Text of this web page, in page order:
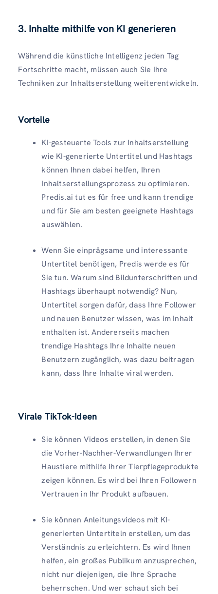
3. Inhalte mithilfe von KI generieren
Während die künstliche Intelligenz jeden Tag
Fortschritte macht, müssen auch Sie Ihre
Techniken zur Inhaltserstellung weiterentwickeln.
Vorteile
KI-gesteuerte Tools zur Inhaltserstellung
wie KI-generierte Untertitel und Hashtags
können Ihnen dabei helfen, Ihren
Inhaltserstellungsprozess zu optimieren.
Predis.ai tut es für free und kann trendige
und für Sie am besten geeignete Hashtags
auswählen.
Wenn Sie einprägsame und interessante
Untertitel benötigen, Predis werde es für
Sie tun. Warum sind Bildunterschriften und
Hashtags überhaupt notwendig? Nun,
Untertitel sorgen dafür, dass Ihre Follower
und neuen Benutzer wissen, was im Inhalt
enthalten ist. Andererseits machen
trendige Hashtags Ihre Inhalte neuen
Benutzern zugänglich, was dazu beitragen
kann, dass Ihre Inhalte viral werden.
Virale TikTok-Ideen
Sie können Videos erstellen, in denen Sie
die Vorher-Nachher-Verwandlungen Ihrer
Haustiere mithilfe Ihrer Tierpflegeprodukte
zeigen können. Es wird bei Ihren Followern
Vertrauen in Ihr Produkt aufbauen.
Sie können Anleitungsvideos mit KI-
generierten Untertiteln erstellen, um das
Verständnis zu erleichtern. Es wird Ihnen
helfen, ein großes Publikum anzusprechen,
nicht nur diejenigen, die Ihre Sprache
beherrschen. Und wer schaut sich bei